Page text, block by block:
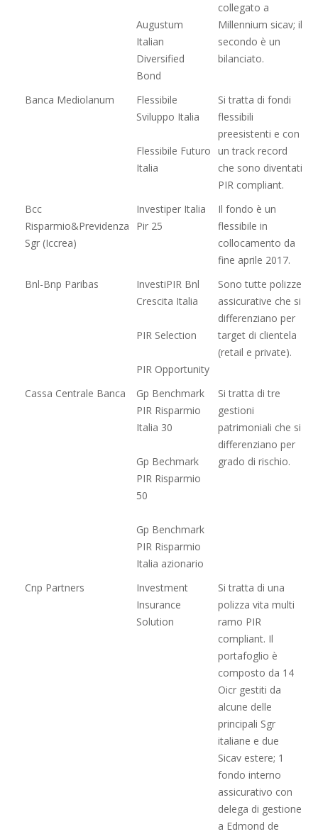
Augustum
Italian
Diversified
Bond
collegato a
Millennium sicav; il
secondo è un
bilanciato.
Banca Mediolanum
Flessibile
Sviluppo Italia
Flessibile Futuro
Italia
Si tratta di fondi
flessibili
preesistenti e con
un track record
che sono diventati
PIR compliant.
Bcc
Risparmio&Previdenza
Sgr (Iccrea)
Investiper Italia
Pir 25
Il fondo è un
flessibile in
collocamento da
fine aprile 2017.
Bnl-Bnp Paribas
InvestiPIR Bnl
Crescita Italia
PIR Selection
PIR Opportunity
Sono tutte polizze
assicurative che si
differenziano per
target di clientela
(retail e private).
Cassa Centrale Banca
Gp Benchmark
PIR Risparmio
Italia 30
Gp Bechmark
PIR Risparmio
50
Gp Benchmark
PIR Risparmio
Italia azionario
Si tratta di tre
gestioni
patrimoniali che si
differenziano per
grado di rischio.
Cnp Partners
Investment
Insurance
Solution
Si tratta di una
polizza vita multi
ramo PIR
compliant. Il
portafoglio è
composto da 14
Oicr gestiti da
alcune delle
principali Sgr
italiane e due
Sicav estere; 1
fondo interno
assicurativo con
delega di gestione
a Edmond de